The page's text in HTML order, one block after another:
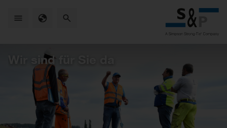
Wir sind für Sie da